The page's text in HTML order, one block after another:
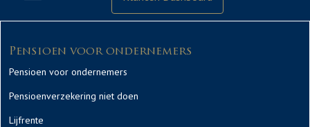
Pensioen voor ondernemers
Pensioen voor ondernemers
Pensioenverzekering niet doen
Lijfrente